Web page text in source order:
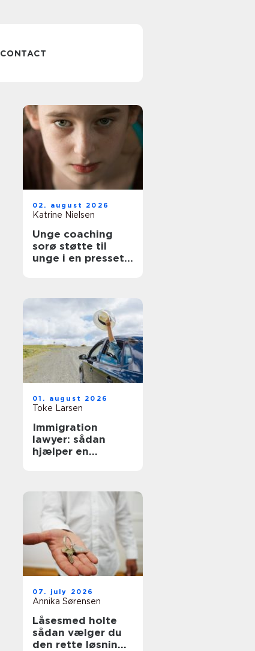
CONTACT
02. august 2026
Katrine Nielsen
Unge coaching
sorø støtte til
unge i en presset
01. august 2026
Toke Larsen
Immigration
lawyer: sådan
hjælper en
07. july 2026
Annika Sørensen
Låsesmed holte
sådan vælger du
den rette løsning